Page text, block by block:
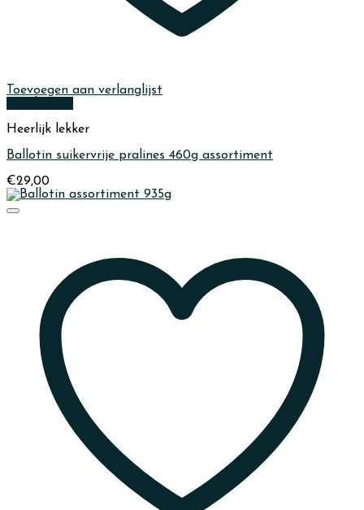
Toevoegen aan verlanglijst
Heerlijk lekker
Ballotin suikervrije pralines 460g assortiment
€29,00